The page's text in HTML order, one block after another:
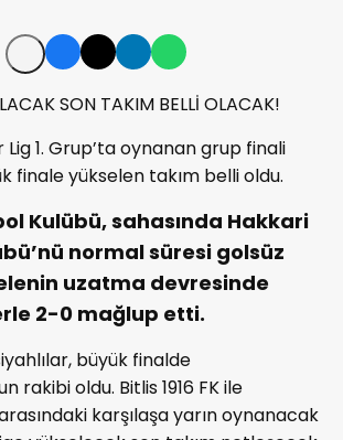
SON TAKIM BELLİ OLACAK!
1. Grup’ta oynanan grup finali
finale yükselen takım belli oldu.
Kulübü, sahasında Hakkari
normal süresi golsüz
uzatma devresinde
2-0 mağlup etti.
büyük finalde
rakibi oldu. Bitlis 1916 FK ile
karşılaşa yarın oynanacak